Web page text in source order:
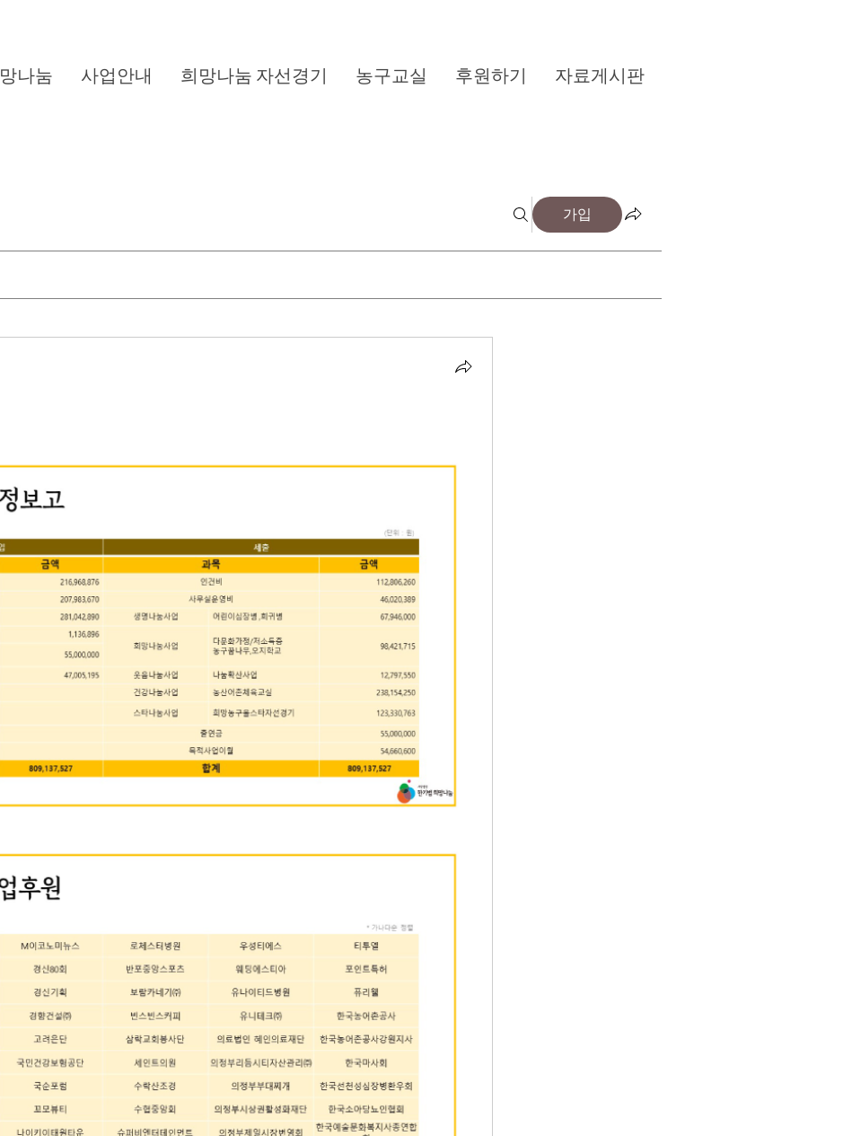
나눔 사업안내 희망나눔 자선경기 농구교실 후원하기 자료게시판
가입